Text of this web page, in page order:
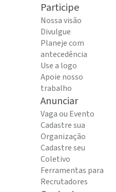
Participe
Nossa visão
Divulgue
Planeje com
antecedência
Use a logo
Apoie nosso
trabalho
Anunciar
Vaga ou Evento
Cadastre sua
Organização
Cadastre seu
Coletivo
Ferramentas para
Recrutadores